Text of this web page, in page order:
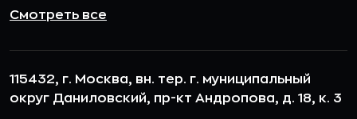
Смотреть все
115432, г. Москва, вн. тер. г. муниципальный
округ Даниловский, пр-кт Андропова, д. 18, к. 3